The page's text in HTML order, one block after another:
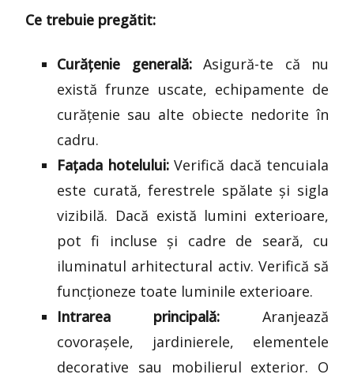
Ce trebuie pregătit:
Curățenie generală:Asigură-te că nu
există frunze uscate, echipamente de
curățenie sau alte obiecte nedorite în
cadru.
Fațada hotelului:Verifică dacă tencuiala
este curată, ferestrele spălate și sigla
vizibilă. Dacă există lumini exterioare,
pot fi incluse și cadre de seară, cu
iluminatul arhitectural activ. Verifică să
funcționeze toate luminile exterioare.
Intrarea principală: Aranjează
covorașele, jardinierele, elementele
decorative sau mobilierul exterior. O